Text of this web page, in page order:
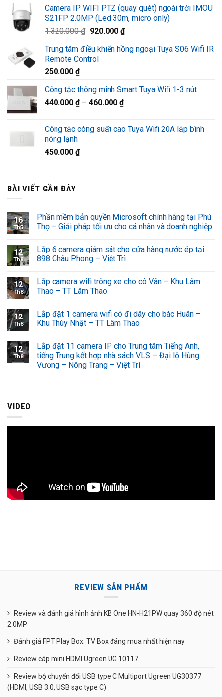
là:
1.580.000 ₫.
tại
là:
Camera IP WIFI PTZ (quay quét) ngoài trời IMOU
S21FP 2.0MP (Led 30m, micro only)
1.320.000₫ Giá
là:
1.320.000 ₫.
920.000 ₫Giá
tại
Trung tâm điều khiển hồng ngoại Tuya S06 Wifi IR
Remote Control
250.000 ₫
Công tắc thông minh Smart Tuya Wifi 1-3 nút
440.000 ₫– 460.000 ₫
Công tắc công suất cao Tuya Wifi 20A lắp bình
nóng lạnh
450.000 ₫
BÀI VIẾT GẦN ĐÂY
16
Th5
Phần mềm bản quyền Microsoft chính hãng tại Phú
Thọ – Giải pháp tối ưu cho cá nhân và doanh nghiệp
12
Th8
Lắp 6 camera giám sát cho cửa hàng nước ép tại
898 Châu Phong – Việt Trì
12
Th8
Lắp camera wifi trông xe cho cô Vân – Khu Lâm
Thao – TT Lâm Thao
12
Th8
Lắp đặt 1 camera wifi có đi dây cho bác Huân –
Khu Thùy Nhật – TT Lâm Thao
12
Th8
Lắp đặt 11 camera IP cho Trung tâm Tiếng Anh,
tiếng Trung kết hợp nhà sách VLS – Đại lộ Hùng
Vương – Nông Trang – Việt Trì
VIDEO
REVIEW SẢN PHẨM
Review và đánh giá hình ảnh KB One HN-H21PW quay 360 độ nét
2.0MP
Đánh giá FPT Play Box: TV Box đáng mua nhất hiện nay
Review cáp mini HDMI Ugreen UG 10117
Review bộ chuyển đổi USB type C Multiport Ugreen UG30377
(HDMI, USB 3.0, USB sạc type C)